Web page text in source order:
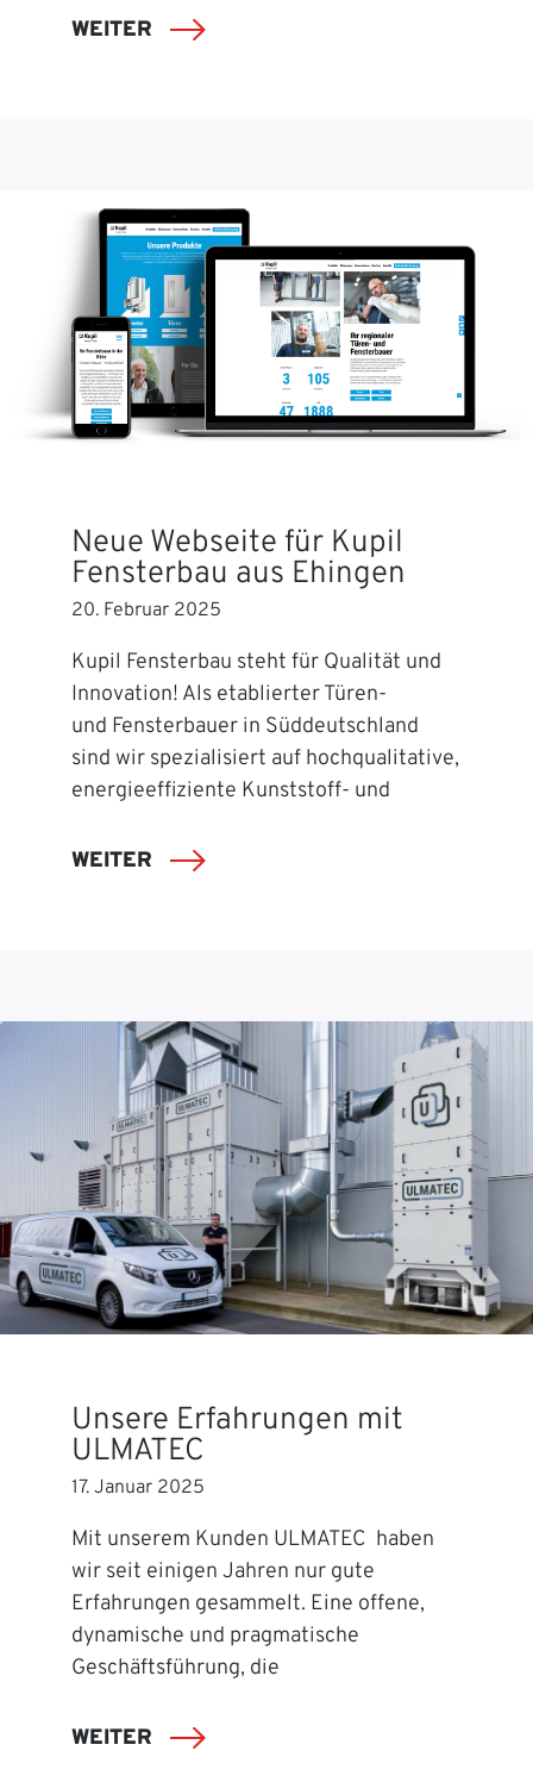
WEITER
Neue Webseite für Kupil
Fensterbau aus Ehingen
20. Februar 2025
Kupil Fensterbau steht für Qualität und
Innovation! Als etablierter Türen-
und Fensterbauer in Süddeutschland
sind wir spezialisiert auf hochqualitative,
energieeffiziente Kunststoff- und
WEITER
Unsere Erfahrungen mit
ULMATEC
17. Januar 2025
Mit unserem Kunden ULMATEC haben
wir seit einigen Jahren nur gute
Erfahrungen gesammelt. Eine offene,
dynamische und pragmatische
Geschäftsführung, die
WEITER